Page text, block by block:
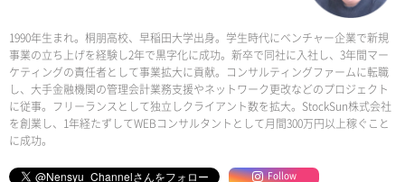
1990年生まれ。桐朋高校、早稲田大学出身。学生時代にベンチャー企業で新規
事業の立ち上げを経験し2年で黒字化に成功。新卒で同社に入社し、3年間マー
ケティングの責任者として事業拡大に貢献。コンサルティングファームに転職
し、大手金融機関の管理会計業務支援やネットワーク更改などのプロジェクト
に従事。フリーランスとして独立しクライアント数を拡大。StockSun株式会社
を創業し、1年経たずしてWEBコンサルタントとして月間300万円以上稼ぐこと
に成功。
Follow